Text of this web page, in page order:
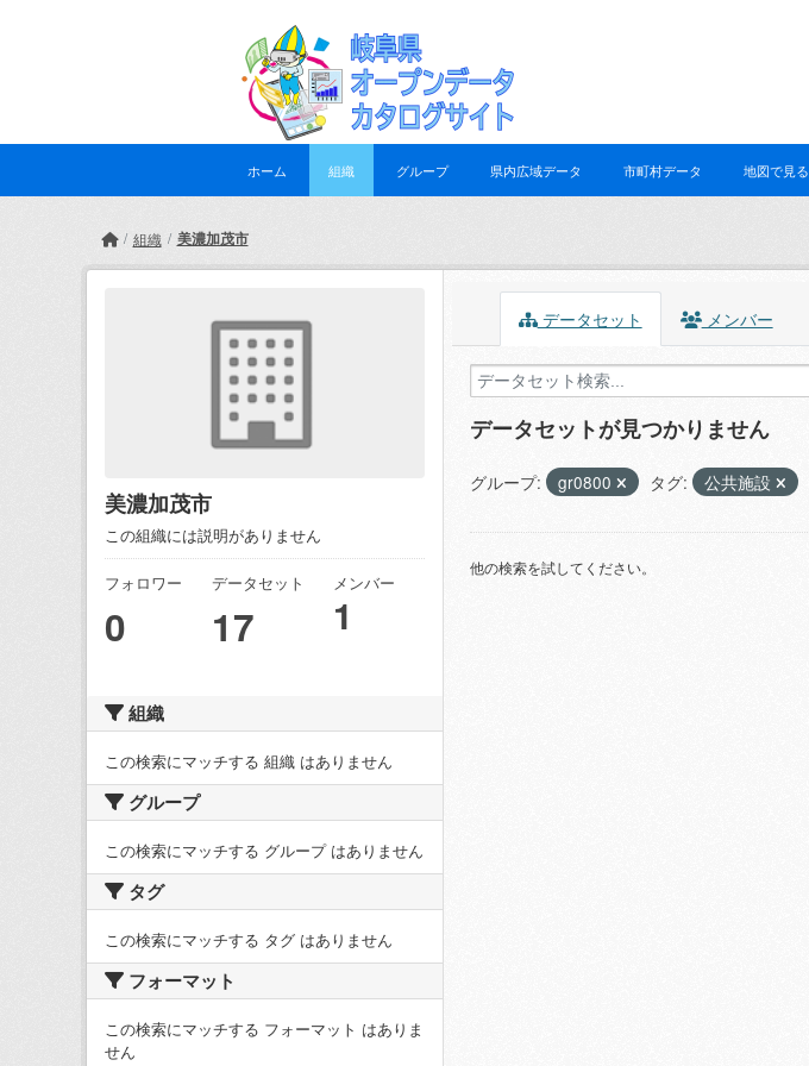
ホーム 組織 グループ 県内広域データ 市町村データ 地図で見る
組織 美濃加茂市
美濃加茂市
この組織には説明がありません
フォロワー
0
データセット
17
メンバー
1
組織
この検索にマッチする 組織 はありません
グループ
この検索にマッチする グループ はありません
タグ
この検索にマッチする タグ はありません
フォーマット
この検索にマッチする フォーマット はありま
せん
データセット メンバー
データセットが見つかりません
グループ: gr0800 タグ: 公共施設
他の検索を試してください。